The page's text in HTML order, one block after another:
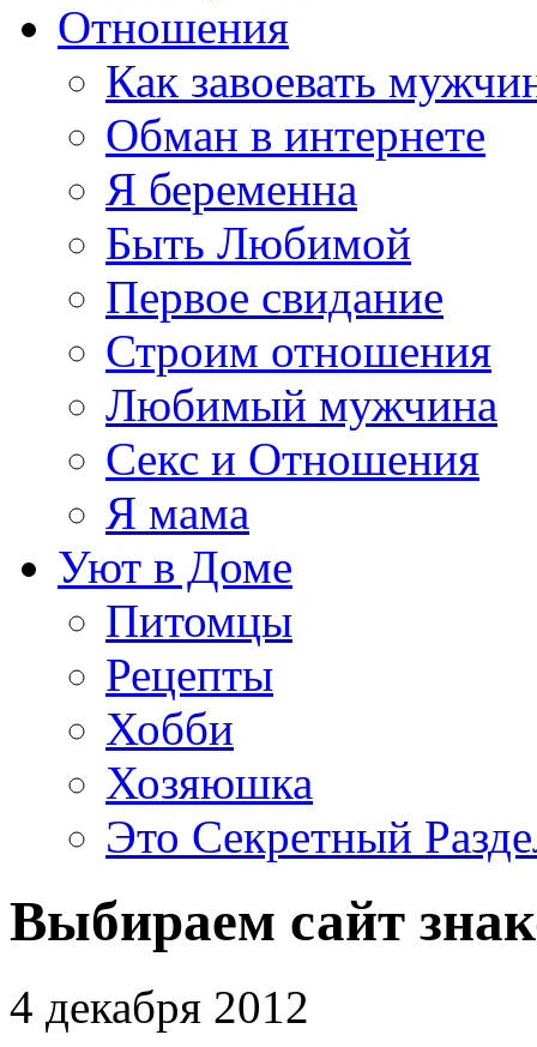
Отношения
Как завоевать
Обман в интернете
Я беременна
Быть Любимой
Первое свидание
Строим отношения
Любимый мужчина
Секс и Отношения
Я мама
Уют в Доме
Питомцы
Рецепты
Хобби
Хозяюшка
Это Секретный
Выбираем сайт
4 декабря 2012